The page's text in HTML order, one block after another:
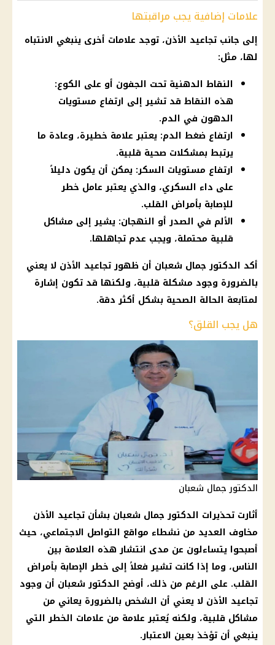
علامات إضافية يجب مراقبتها
إلى جانب تجاعيد الأذن، توجد علامات أخرى ينبغي الانتباه
لها، مثل:
النقاط الدهنية تحت الجفون أو على الكوع:
هذه النقاط قد تشير إلى ارتفاع مستويات
الدهون في الدم.
ارتفاع ضغط الدم: يعتبر علامة خطيرة، وعادة ما
يرتبط بمشكلات صحية قلبية.
ارتفاع مستويات السكر: يمكن أن يكون دليلاً
على داء السكري، والذي يعتبر عامل خطر
للإصابة بأمراض القلب.
الألم في الصدر أو النهجان: يشير إلى مشاكل
قلبية محتملة، ويجب عدم تجاهلها.
أكد الدكتور جمال شعبان أن ظهور تجاعيد الأذن لا يعني
بالضرورة وجود مشكلة قلبية، ولكنها قد تكون إشارة
لمتابعة الحالة الصحية بشكل أكثر دقة.
هل يجب القلق؟
الدكتور جمال شعبان
أثارت تحذيرات الدكتور جمال شعبان بشأن تجاعيد الأذن
مخاوف العديد من نشطاء مواقع التواصل الاجتماعي، حيث
أصبحوا يتساءلون عن مدى انتشار هذه العلامة بين
الناس، وما إذا كانت تشير فعلاً إلى خطر الإصابة بأمراض
القلب. على الرغم من ذلك، أوضح الدكتور شعبان أن وجود
تجاعيد الأذن لا يعني أن الشخص بالضرورة يعاني من
مشاكل قلبية، ولكنه يُعتبر علامة من علامات الخطر التي
ينبغي أن تؤخذ بعين الاعتبار.